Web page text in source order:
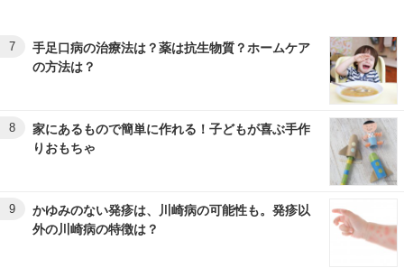
7
手足口病の治療法は？薬は抗生物質？ホームケア
の方法は？
8
家にあるもので簡単に作れる！子どもが喜ぶ手作
りおもちゃ
9
かゆみのない発疹は、川崎病の可能性も。発疹以
外の川崎病の特徴は？